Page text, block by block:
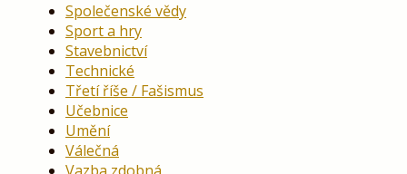
Společenské vědy
Sport a hry
Stavebnictví
Technické
Třetí říše / Fašismus
Učebnice
Umění
Válečná
Vazba zdobná